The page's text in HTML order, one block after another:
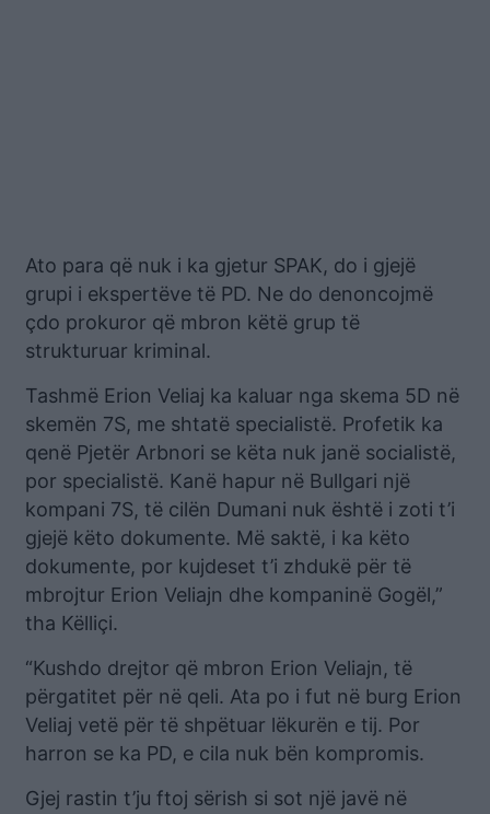
Ato para që nuk i ka gjetur SPAK, do i gjejë
grupi i ekspertëve të PD. Ne do denoncojmë
çdo prokuror që mbron këtë grup të
strukturuar kriminal.
Tashmë Erion Veliaj ka kaluar nga skema 5D në
skemën 7S, me shtatë specialistë. Profetik ka
qenë Pjetër Arbnori se këta nuk janë socialistë,
por specialistë. Kanë hapur në Bullgari një
kompani 7S, të cilën Dumani nuk është i zoti t’i
gjejë këto dokumente. Më saktë, i ka këto
dokumente, por kujdeset t’i zhdukë për të
mbrojtur Erion Veliajn dhe kompaninë Gogël,”
tha Këlliçi.
“Kushdo drejtor që mbron Erion Veliajn, të
përgatitet për në qeli. Ata po i fut në burg Erion
Veliaj vetë për të shpëtuar lëkurën e tij. Por
harron se ka PD, e cila nuk bën kompromis.
Gjej rastin t’ju ftoj sërish si sot një javë në